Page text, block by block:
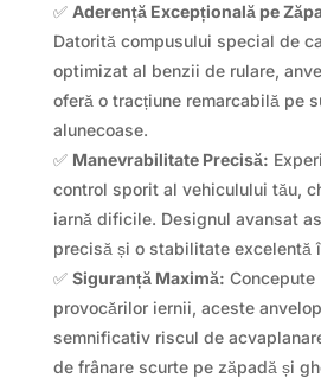
✅ Aderență Excepțională pe
Datorită compusului special de
optimizat al benzii de rulare,
oferă o tracțiune remarcabilă pe
alunecoase.
✅ Manevrabilitate Precisă:
control sporit al vehiculului tău,
iarnă dificile. Designul avansat
precisă și o stabilitate excelentă
✅ Siguranță Maximă: Concepute
provocărilor iernii, aceste
semnificativ riscul de
de frânare scurte pe zăpadă și